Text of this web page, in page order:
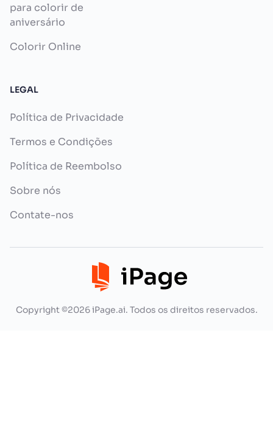
para colorir de
aniversário
Colorir Online
LEGAL
Política de Privacidade
Termos e Condições
Política de Reembolso
Sobre nós
Contate-nos
Copyright ©2026 iPage.ai. Todos os direitos reservados.